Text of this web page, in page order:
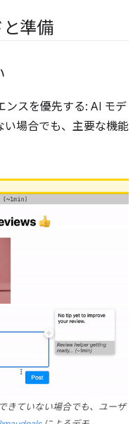
準備
ンスを優先する: AI モデ
い場合でも、主要な機能
きていない場合でも、ユーザ